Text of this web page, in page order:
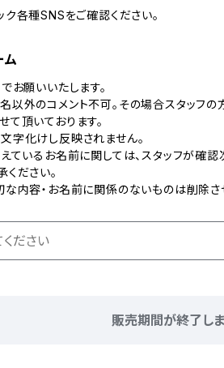
ク各種SNSをご確認ください。
ム
お願いいたします。
以外のコメント不可。その場合スタッフ
て頂いております。
字化けし反映されません。
ているお名前に関しては、スタッフが確
ださい。
な内容・お名前に関係のないものは削除さ
販売期間が終了し